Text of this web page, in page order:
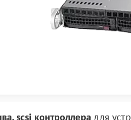
scsi контроллера для